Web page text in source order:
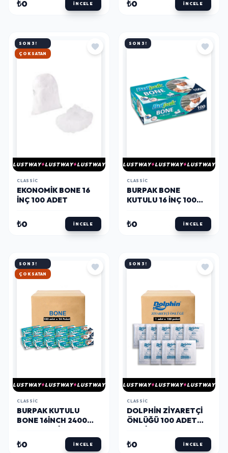
₺0 İNCELE ₺0 İNCELE
SON 3!
HIZLI KARGO
LUSTWAY LUSTWAY LUSTWAY
CLASSIC
EKONOMIK BONE 16
INÇ 100 ADET
₺0 İNCELE
SON 3!
LUSTWAY LUSTWAY LUSTWAY
CLASSIC
BURPAK BONE
KUTULU 16 INÇ 100
₺0 İNCELE
SON 3!
HIZLI KARGO
LUSTWAY LUSTWAY LUSTWAY
CLASSIC
BURPAK KUTULU
BONE 16INCH 2400
₺0 İNCELE
SON 3!
LUSTWAY LUSTWAY LUSTWAY
CLASSIC
DOLPHIN ZIYARETÇI
ÖNLÜĞÜ 100 ADET
₺0 İNCELE